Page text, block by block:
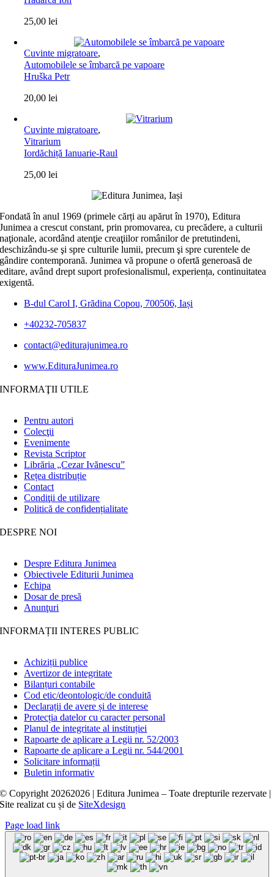
25,00lei
Cuvinte migratoare,
Automobilele se îmbarcă pe vapoare
Hruška Petr
20,00lei
Cuvinte migratoare,
Vitrarium
Iordăchiță Ianuarie-Raul
25,00lei
Fondată în anul 1969 (primele cărți au apărut în 1970), Editura
Junimea a crescut constant, prin promovarea, cu precădere, a culturii
naţionale, acordând atenţie creaţiilor românilor de pretutindeni,
deschizându-se şi spre culturile lumii, precum şi spre curentele de
gândire contemporană. Junimea vă propune o ofertă generoasă de
editare, având drept suport profesionalismul, experiența, continuitatea
exigentă.
B-dul Carol I, Grădina Copou, 700506, Iași
+40232-705837
contact@editurajunimea.ro
www.EdituraJunimea.ro
INFORMAŢII UTILE
Pentru autori
Colecţii
Evenimente
Revista Scriptor
Librăria „Cezar Ivănescu”
Rețea distribuție
Contact
Condiţii de utilizare
Politică de confidențialitate
DESPRE NOI
Despre Editura Junimea
Obiectivele Editurii Junimea
Echipa
Dosar de presă
Anunţuri
INFORMAȚII INTERES PUBLIC
Achiziții publice
Avertizor de integritate
Bilanțuri contabile
Cod etic/deontologic/de conduită
Declarații de avere și de interese
Protecția datelor cu caracter personal
Planul de integritate al instituției
Rapoarte de aplicare a Legii nr. 52/2003
Rapoarte de aplicare a Legii nr. 544/2001
Solicitare informații
Buletin informativ
© Copyright 20262026 | Editura Junimea – Toate drepturile rezervate |
Site realizat cușide SiteXdesign
Page load link